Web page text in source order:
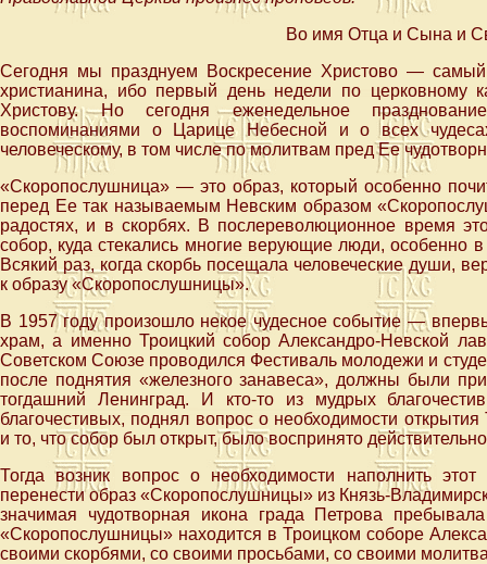
Во имя Отца и Сына и
Сегодня мы празднуем Воскресение Христово —
христианина, ибо первый день недели по церковному
Христову. Но сегодня еженедельное
воспоминаниями о Царице Небесной и о всех
человеческому, в том числе по молитвам пред Ее
«Скоропослушница» — это образ, который особенно
перед Ее так называемым Невским образом
радостях, и в скорбях. В послереволюционное время
собор, куда стекались многие верующие люди, особенно
Всякий раз, когда скорбь посещала человеческие души,
к образу «Скоропослушницы».
В 1957 году произошло некое чудесное событие —
храм, а именно Троицкий собор Александро-Невской
Советском Союзе проводился Фестиваль молодежи и
после поднятия «железного занавеса», должны были
тогдашний Ленинград. И кто-то из мудрых
благочестивых, поднял вопрос о необходимости
и то, что собор был открыт, было воспринято
Тогда возник вопрос о необходимости наполнить
перенести образ «Скоропослушницы» из Князь-
значимая чудотворная икона града Петрова
«Скоропослушницы» находится в Троицком соборе
своими скорбями, со своими просьбами, со своими